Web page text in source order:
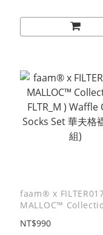
faam® x
MALLOC™
Socks Set 華夫格襪(
NT$990